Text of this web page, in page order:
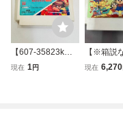
【607-35823k】F
C ファミコン
現在 1円
【※箱説
たいむゾ
現在 6,270